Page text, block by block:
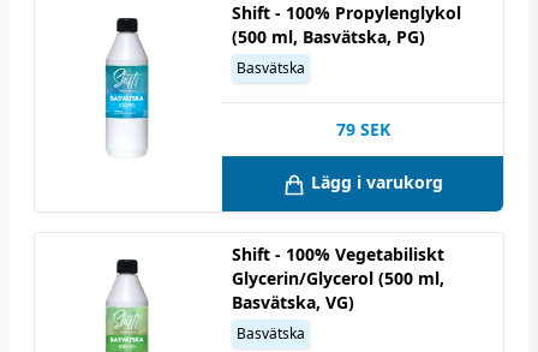
Shift - 100% Propylenglykol
(500 ml, Basvätska, PG)
Basvätska
79 SEK
Lägg i varukorg
Shift - 100% Vegetabiliskt
Glycerin/Glycerol (500 ml,
Basvätska, VG)
Basvätska